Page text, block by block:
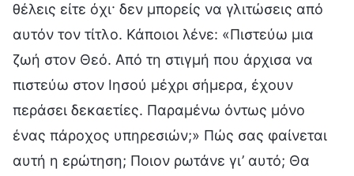
θέλεις είτε όχι· δεν μπορείς να γλιτώσεις από
αυτόν τον τίτλο. Κάποιοι λένε: «Πιστεύω μια
ζωή στον Θεό. Από τη στιγμή που άρχισα να
πιστεύω στον Ιησού μέχρι σήμερα, έχουν
περάσει δεκαετίες. Παραμένω όντως μόνο
ένας πάροχος υπηρεσιών;» Πώς σας φαίνεται
αυτή η ερώτηση; Ποιον ρωτάνε γι’ αυτό; Θα